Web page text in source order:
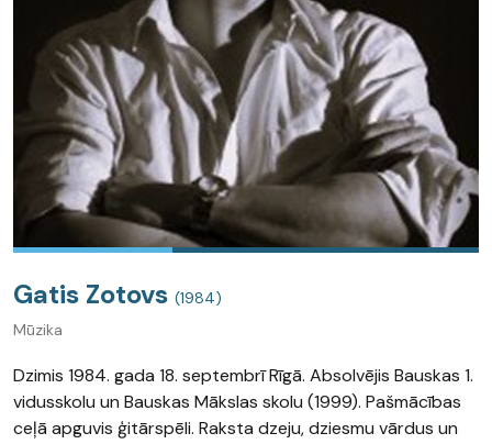
Gatis Zotovs (1984)
Mūzika
Dzimis 1984. gada 18. septembrī Rīgā. Absolvējis Bauskas 1.
vidusskolu un Bauskas Mākslas skolu (1999). Pašmācības
ceļā apguvis ģitārspēli. Raksta dzeju, dziesmu vārdus un